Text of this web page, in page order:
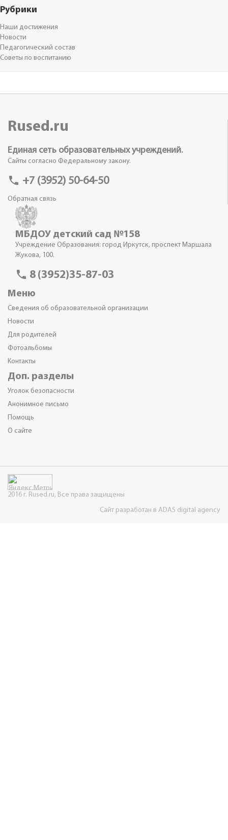
Рубрики
Наши достижения
Новости
Педагогический состав
Советы по воспитанию
Rused.ru
Единая сеть образовательных учреждений.
Сайты согласно Федеральному закону.
phone +7 (3952) 50-64-50
Обратная связь
МБДОУ детский сад №158
Учреждение Образования: город Иркутск, проспект Маршала
Жукова, 100.
phone 8 (3952)35-87-03
Меню
Сведения об образовательной организации
Новости
Для родителей
Фотоальбомы
Контакты
Доп. разделы
Уголок безопасности
Анонимное письмо
Помощь
О сайте
2016 г. Rused.ru, Все права защищены
Сайт разработан в ADAS digital agency